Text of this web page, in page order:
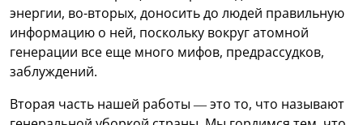
энергии, во-вторых, доносить до людей правильную
информацию о ней, поскольку вокруг атомной
генерации все еще много мифов, предрассудков,
заблуждений.
Вторая часть нашей работы — это то, что называют